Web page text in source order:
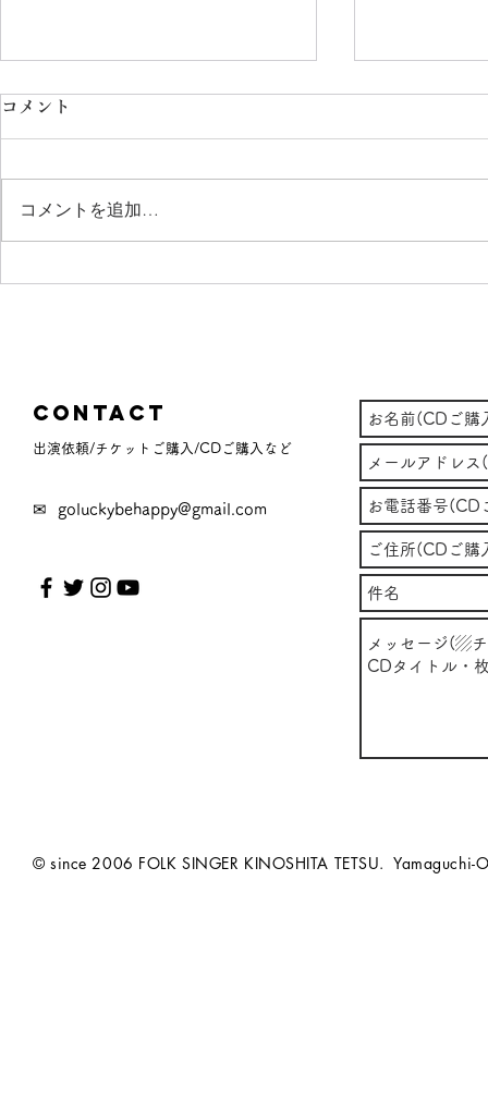
2023-2024 久々に投稿しよう
コメント
コメントを追加…
Contact
出演依頼/チケットご購入/CDご購入など
✉ goluckybehappy@gmail.com
© since 2006 FOLK SINGER KINOSHITA TETSU. Yamaguchi-